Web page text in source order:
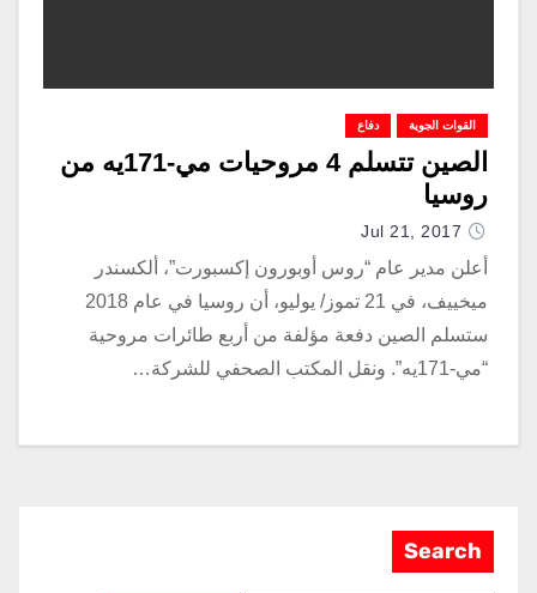
القوات الجوية دفاع
الصين تتسلم 4 مروحيات مي-171يه من
روسيا
Jul 21, 2017
أعلن مدير عام “روس أوبورون إكسبورت”، ألكسندر
ميخييف، في 21 تموز/ يوليو، أن روسيا في عام 2018
ستسلم الصين دفعة مؤلفة من أربع طائرات مروحية
“مي-171يه”. ونقل المكتب الصحفي للشركة…
Search